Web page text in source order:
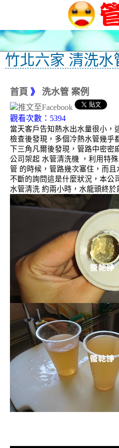
竹北六家 清洗水
首頁 》 洗水管 案例
觀看次數：5394
當天客戶告知熱水出水量很小，
檢查後發現，多個冷熱水管幾乎
下三角凡爾後發現，管路中密密
公司架起 水管清洗機 ，利用特
管 的時候，管路幾次塞住，而
不斷的詢問這是什麼狀況，本公
水管清洗 約兩小時，水龍頭終於